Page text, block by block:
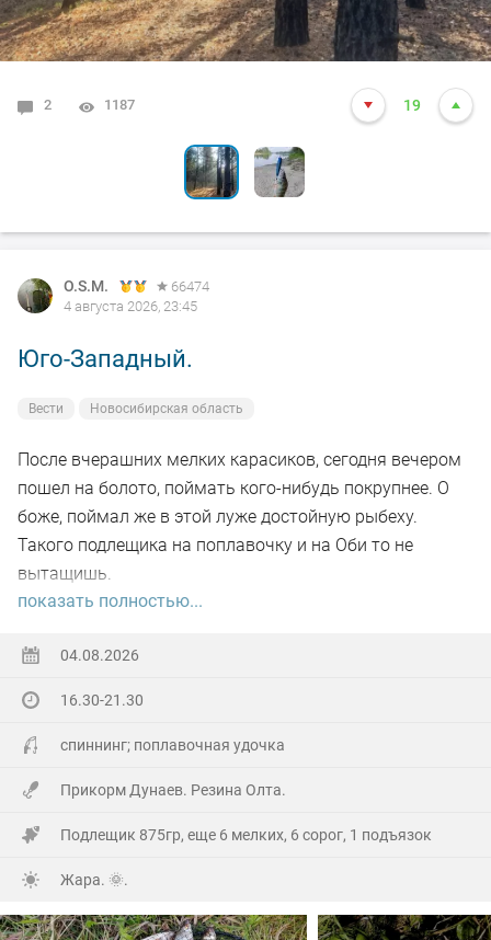
2 1187 19
6 1321 20
O.S.M.
66474
4 августа 2026, 23:45
Юго-Западный.
Вести Новосибирская область
После вчерашних мелких карасиков, сегодня вечером
пошел на болото, поймать кого-нибудь покрупнее. О
боже, поймал же в этой луже достойную рыбеху.
Такого подлещика на поплавочку и на Оби то не
вытащишь.
поймал.
На заказе еще покидал спиннинг. Поймал 8 наников.
Отпустил, и пошел домой.
показать полностью...
04.08.2026
16.30-21.30
спиннинг; поплавочная удочка
Прикорм Дунаев. Резина Олта.
Подлещик 875гр, еще 6 мелких, 6 сорог, 1 подъязок
Жара. 🌞.